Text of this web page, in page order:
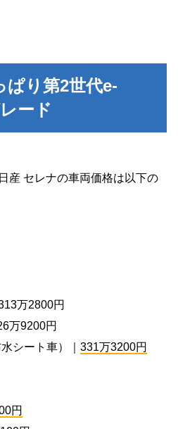
ぱり第2世代e-
ード
産 セレナの車両価格は以下の
万2800円
万9200円
シート車）｜ 331万3200円
円